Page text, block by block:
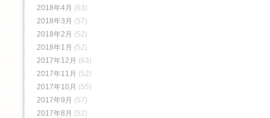
2018年4月 (63)
2018年3月 (57)
2018年2月 (52)
2018年1月 (52)
2017年12月 (63)
2017年11月 (52)
2017年10月 (55)
2017年9月 (57)
2017年8月 (52)